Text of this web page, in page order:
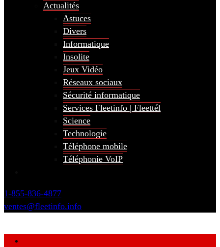
Actualités
Astuces
Divers
Informatique
Insolite
Jeux Vidéo
Réseaux sociaux
Sécurité informatique
Services Fleetinfo | Fleettél
Science
Technologie
Téléphone mobile
Téléphonie VoIP
1-855-836-4877
ventes@fleetinfo.info